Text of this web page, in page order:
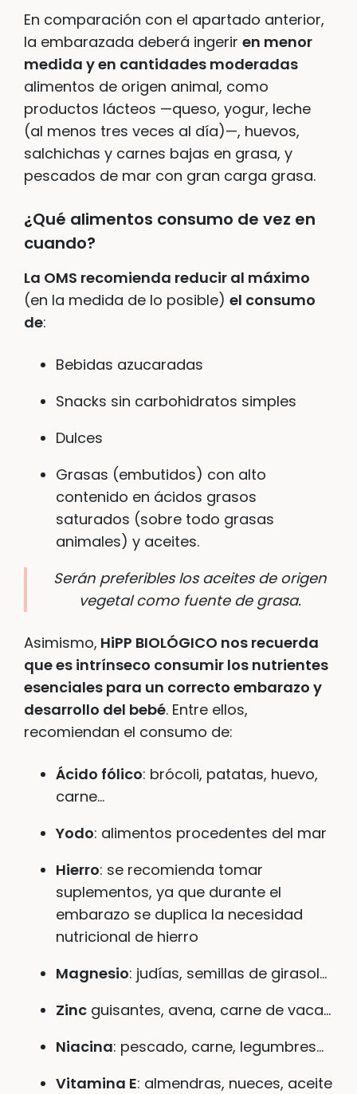
En comparación con el apartado anterior,
la embarazada deberá ingerir en menor
medida y en cantidades moderadas
alimentos de origen animal, como
productos lácteos —queso, yogur, leche
(al menos tres veces al día)—, huevos,
salchichas y carnes bajas en grasa, y
pescados de mar con gran carga grasa.
¿Qué alimentos consumo de vez en
cuando?
La OMS recomienda reducir al máximo
(en la medida de lo posible) el consumo
de:
Bebidas azucaradas
Snacks sin carbohidratos simples
Dulces
Grasas (embutidos) con alto
contenido en ácidos grasos
saturados (sobre todo grasas
animales) y aceites.
Serán preferibles los aceites de origen
vegetal como fuente de grasa.
Asimismo, HiPP BIOLÓGICO nos recuerda
que es intrínseco consumir los nutrientes
esenciales para un correcto embarazo y
desarrollo del bebé. Entre ellos,
recomiendan el consumo de:
Ácido fólico: brócoli, patatas, huevo,
carne…
Yodo: alimentos procedentes del mar
Hierro: se recomienda tomar
suplementos, ya que durante el
embarazo se duplica la necesidad
nutricional de hierro
Magnesio: judías, semillas de girasol…
Zinc guisantes, avena, carne de vaca…
Niacina: pescado, carne, legumbres…
Vitamina E: almendras, nueces, aceite